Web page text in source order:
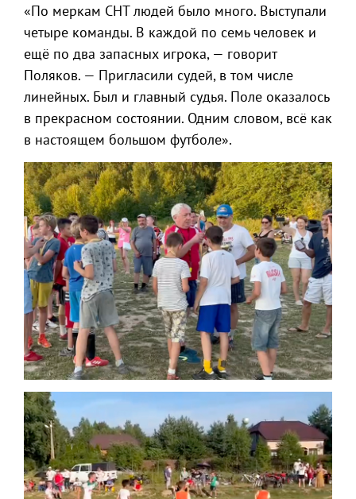
«По меркам СНТ людей было много. Выступали
четыре команды. В каждой по семь человек и
ещё по два запасных игрока, — говорит
Поляков. — Пригласили судей, в том числе
линейных. Был и главный судья. Поле оказалось
в прекрасном состоянии. Одним словом, всё как
в настоящем большом футболе».